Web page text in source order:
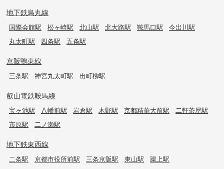
地下鉄烏丸線
国際会館駅 松ヶ崎駅 北山駅 北大路駅 鞍馬口駅
今出川駅
丸太町駅
四条駅 五条駅
京阪鴨東線
三条駅 神宮丸太町駅 出町柳駅
叡山電鉄鞍馬線
宝ヶ池駅 八幡前駅 岩倉駅 木野駅 京都精華大前駅
二軒茶屋駅
市原駅
二ノ瀬駅
地下鉄東西線
二条駅 京都市役所前駅 三条京阪駅 東山駅 蹴上駅